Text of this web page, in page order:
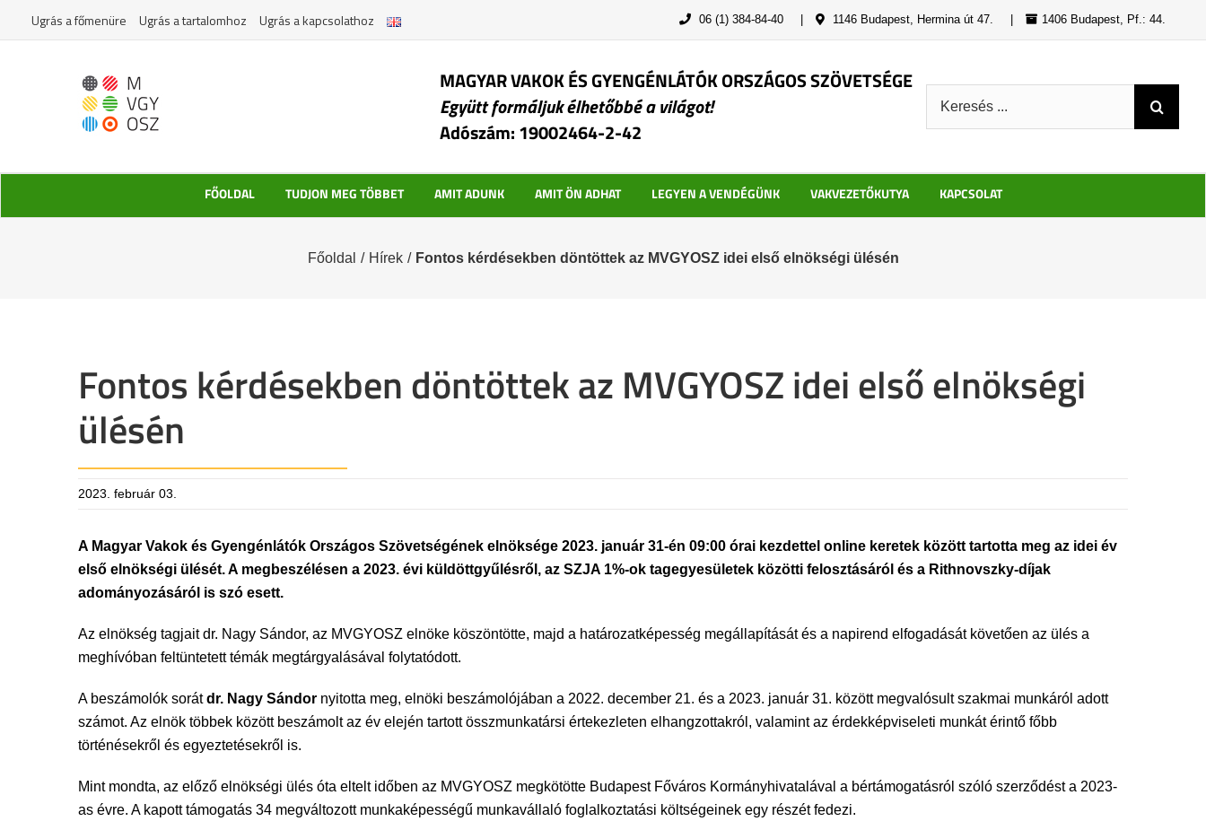
Ugrás a főmenüre Ugrás a tartalomhoz Ugrás a kapcsolathoz 06 (1) 384-84-40 1146 Budapest, Hermina út 47. 1406 Budapest, Pf.: 44.
MAGYAR VAKOK ÉS GYENGÉNLÁTÓK ORSZÁGOS SZÖVETSÉGE
Együtt formáljuk élhetőbbé a világot!
Adószám: 19002464-2-42
FŐOLDAL TUDJON MEG TÖBBET AMIT ADUNK AMIT ÖN ADHAT LEGYEN A VENDÉGÜNK VAKVEZETŐKUTYA KAPCSOLAT
Főoldal / Hírek / Fontos kérdésekben döntöttek az MVGYOSZ idei első elnökségi ülésén
Fontos kérdésekben döntöttek az MVGYOSZ idei első elnökségi
ülésén
2023. február 03.
A Magyar Vakok és Gyengénlátók Országos Szövetségének elnöksége 2023. január 31-én 09:00 órai kezdettel online keretek között tartotta meg az idei év
első elnökségi ülését. A megbeszélésen a 2023. évi küldöttgyűlésről, az SZJA 1%-ok tagegyesületek közötti felosztásáról és a Rithnovszky-díjak
adományozásáról is szó esett.
Az elnökség tagjait dr. Nagy Sándor, az MVGYOSZ elnöke köszöntötte, majd a határozatképesség megállapítását és a napirend elfogadását követően az ülés a
meghívóban feltüntetett témák megtárgyalásával folytatódott.
A beszámolók sorátdr. Nagy Sándor nyitotta meg, elnöki beszámolójában a 2022. december 21. és a 2023. január 31. között megvalósult szakmai munkáról adott
számot. Az elnök többek között beszámolt az év elején tartott összmunkatársi értekezleten elhangzottakról, valamint az érdekképviseleti munkát érintő főbb
történésekről és egyeztetésekről is.
Mint mondta, az előző elnökségi ülés óta eltelt időben az MVGYOSZ megkötötte Budapest Főváros Kormányhivatalával a bértámogatásról szóló szerződést a 2023-
as évre. A kapott támogatás 34 megváltozott munkaképességű munkavállaló foglalkoztatási költségeinek egy részét fedezi.